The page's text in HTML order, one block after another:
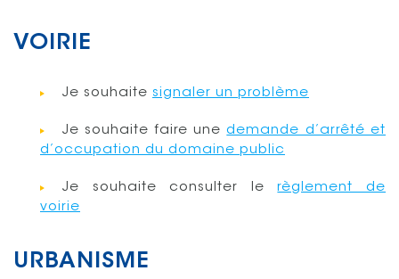
VOIRIE
Je souhaite signaler un problème
Je souhaite faire unedemande d’arrêté et
d’occupation du domaine public
Je souhaite consulter lerèglement de
voirie
URBANISME